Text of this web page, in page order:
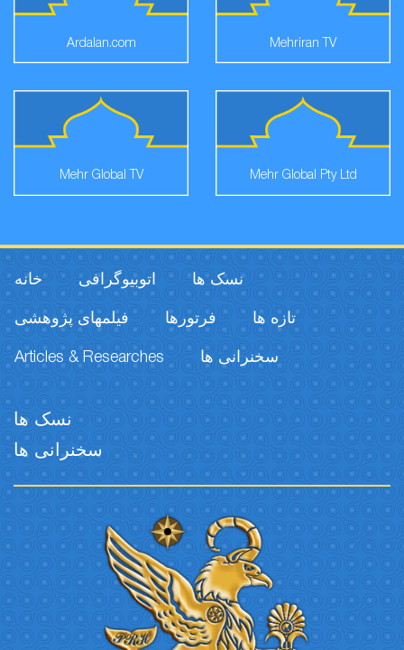
Ardalan.com Mehriran TV
Mehr Global TV Mehr Global Pty Ltd
خانه اتوبیوگرافی نسک ها
فیلمهای پژوهشی فرتورها تازه ها
Articles & Researches سخنرانی ها
نسک ها
سخنرانی ها